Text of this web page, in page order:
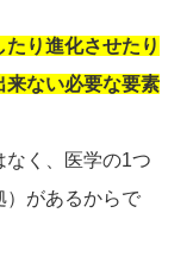
り進化させたり
来ない必要な要素
なく、医学の1つ
）があるからで